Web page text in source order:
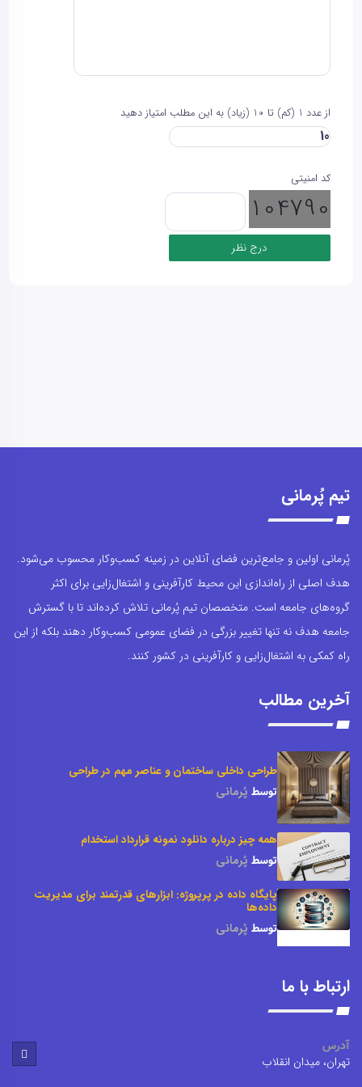
از عدد 1 (کم) تا 10 (زیاد) به این مطلب امتیاز دهید
کد امنیتی
104790
تیم پُرمانی
پُرمانی اولین و جامع‌ترین فضای آنلاین در زمینه کسب‌وکار محسوب می‌شود.
هدف اصلی از راه‌اندازی این محیط کارآفرینی و اشتغال‌زایی برای اکثر
گروه‌های جامعه است. متخصصان تیم پُرمانی تلاش کرده‌اند تا با گسترش
جامعه هدف نه تنها تغییر بزرگی در فضای عمومی کسب‌وکار دهند بلکه از این
راه کمکی به اشتغال‌زایی و کارآفرینی در کشور کنند.
آخرین مطالب
طراحی داخلی ساختمان و عناصر مهم در طراحی
توسط پُرمانی
همه چیز درباره دانلود نمونه قرارداد استخدام
توسط پُرمانی
پایگاه داده در پرپروژه: ابزارهای قدرتمند برای مدیریت
داده‌ها
توسط پُرمانی
ارتباط با ما
آدرس
تهران، میدان انقلاب